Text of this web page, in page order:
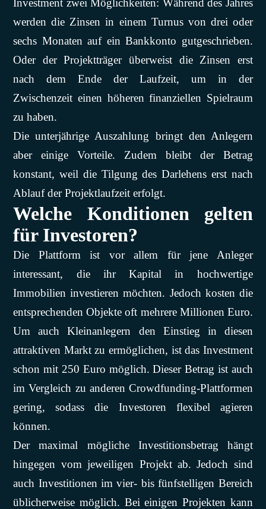
Investment zwei Möglichkeiten: Während des Jahres
werden die Zinsen in einem Turnus von drei oder
sechs Monaten auf ein Bankkonto gutgeschrieben.
Oder der Projektträger überweist die Zinsen erst
nach dem Ende der Laufzeit, um in der
Zwischenzeit einen höheren finanziellen Spielraum
zu haben.
Die unterjährige Auszahlung bringt den Anlegern
aber einige Vorteile. Zudem bleibt der Betrag
konstant, weil die Tilgung des Darlehens erst nach
Ablauf der Projektlaufzeit erfolgt.
Welche Konditionen gelten
für Investoren?
Die Plattform ist vor allem für jene Anleger
interessant, die ihr Kapital in hochwertige
Immobilien investieren möchten. Jedoch kosten die
entsprechenden Objekte oft mehrere Millionen Euro.
Um auch Kleinanlegern den Einstieg in diesen
attraktiven Markt zu ermöglichen, ist das Investment
schon mit 250 Euro möglich. Dieser Betrag ist auch
im Vergleich zu anderen Crowdfunding-Plattformen
gering, sodass die Investoren flexibel agieren
können.
Der maximal mögliche Investitionsbetrag hängt
hingegen vom jeweiligen Projekt ab. Jedoch sind
auch Investitionen im vier- bis fünfstelligen Bereich
üblicherweise möglich. Bei einigen Projekten kann